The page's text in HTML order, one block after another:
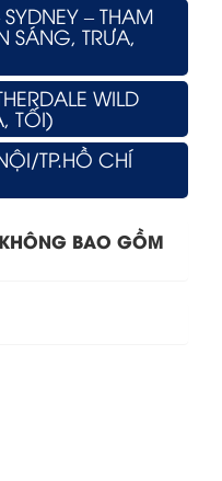
– THAM
SÁNG, TRƯA,
WILD
TỐI)
TP.HỒ CHÍ
BAO GỒM
–...